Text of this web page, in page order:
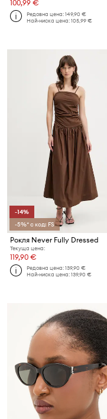
100,99 €
Редовна цена:149,90 €
Най-ниска цена:105,99 €
-14%
-5%* с код: FS
Рокля Never Fully Dressed
Текуща цена:
119,90 €
Редовна цена:139,90 €
Най-ниска цена:139,90 €